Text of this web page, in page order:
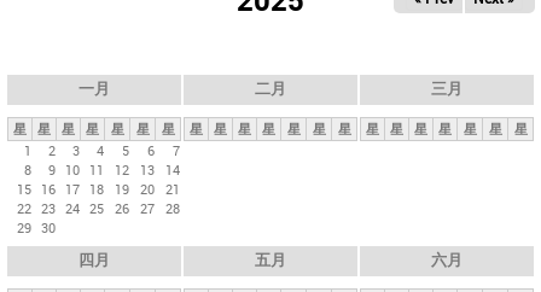
一月
星 星 星 星 星 星
星
1
2 3 4 5 6
7
8
9 10 11 12 13
14
15 16 17 18 19 20 21
22 23 24 25 26 27 28
29 30
二月
星 星 星 星 星 星 星
三月
星 星 星 星 星 星 星
四月 五月 六月